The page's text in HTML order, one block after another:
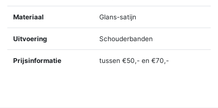
Materiaal Glans-satijn
Uitvoering Schouderbanden
Prijsinformatie tussen €50,- en €70,-